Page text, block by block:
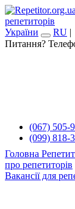
репетиторів
України
RU |
Питання?
(067) 505-
(099) 818-
Головна
про репетиторів
Вакансії для